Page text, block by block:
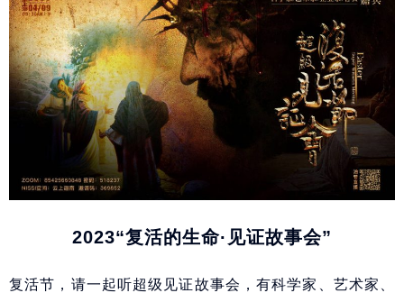
2023“复活的生命·见证故事会”
复活节，请一起听超级见证故事会，有科学家、艺术家、